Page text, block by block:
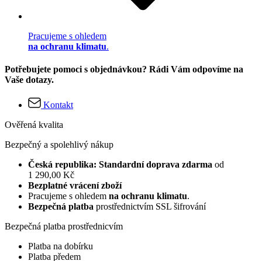
Pracujeme s ohledem
na ochranu klimatu.
Potřebujete pomoci s objednávkou? Rádi Vám odpovíme na
Vaše dotazy.
Kontakt
Ověřená kvalita
Bezpečný a spolehlivý nákup
Česká republika: Standardní doprava zdarma od
1 290,00 Kč
Bezplatné vrácení zboží
Pracujeme s ohledem na ochranu klimatu.
Bezpečná platba prostřednictvím SSL šifrování
Bezpečná platba prostřednicvím
Platba na dobírku
Platba předem